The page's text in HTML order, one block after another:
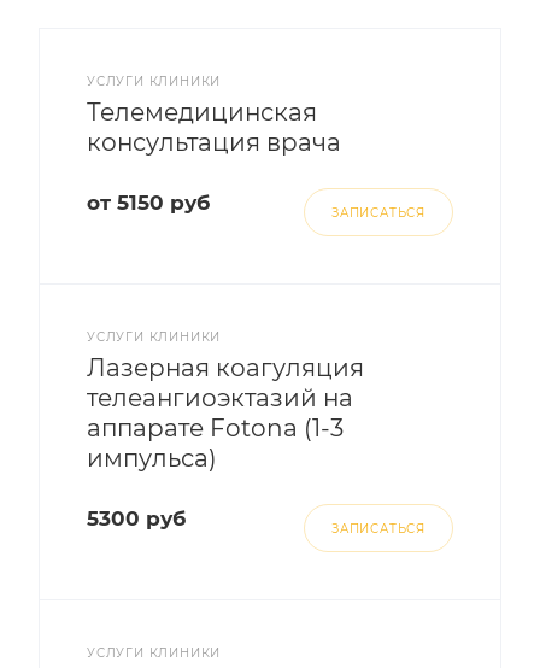
УСЛУГИ КЛИНИКИ
Телемедицинская
консультация врача
от 5150 руб ЗАПИСАТЬСЯ
УСЛУГИ КЛИНИКИ
Лазерная коагуляция
телеангиоэктазий на
аппарате Fotona (1-3
импульса)
5300 руб ЗАПИСАТЬСЯ
УСЛУГИ КЛИНИКИ